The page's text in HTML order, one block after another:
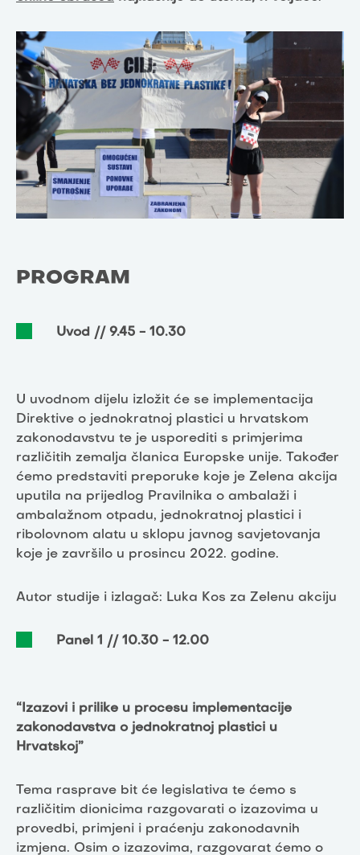
PROGRAM
Uvod // 9.45 - 10.30
U uvodnom dijelu izložit će se implementacija
Direktive o jednokratnoj plastici u hrvatskom
zakonodavstvu te je usporediti s primjerima
različitih zemalja članica Europske unije. Također
ćemo predstaviti preporuke koje je Zelena akcija
uputila na prijedlog Pravilnika o ambalaži i
ambalažnom otpadu, jednokratnoj plastici i
ribolovnom alatu u sklopu javnog savjetovanja
koje je završilo u prosincu 2022. godine.
Autor studije i izlagač: Luka Kos za Zelenu akciju
Panel 1 // 10.30 - 12.00
“Izazovi i prilike u procesu implementacije
zakonodavstva o jednokratnoj plastici u
Hrvatskoj”
Tema rasprave bit će legislativa te ćemo s
različitim dionicima razgovarati o izazovima u
provedbi, primjeni i praćenju zakonodavnih
izmjena. Osim o izazovima, razgovarat ćemo o